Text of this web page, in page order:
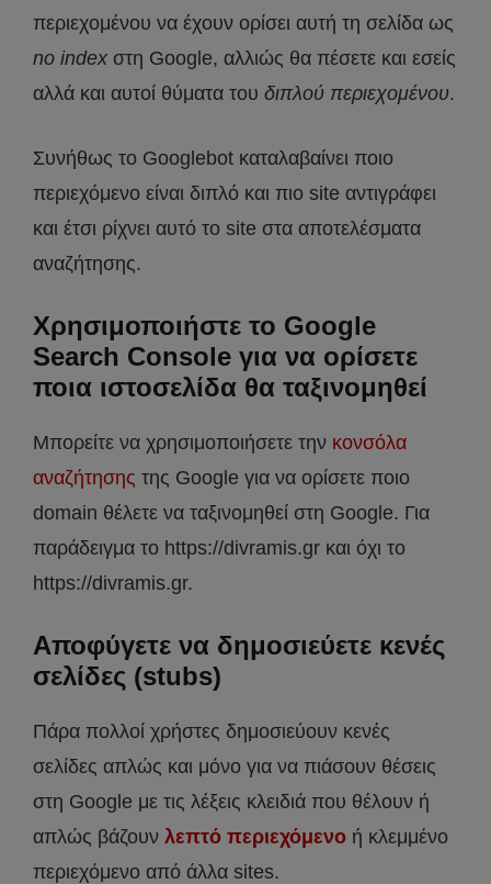
περιεχομένου να έχουν ορίσει αυτή τη σελίδα ως
no index στη Google, αλλιώς θα πέσετε και εσείς
αλλά και αυτοί θύματα του διπλού περιεχομένου.
Συνήθως το Googlebot καταλαβαίνει ποιο
περιεχόμενο είναι διπλό και πιο site αντιγράφει
και έτσι ρίχνει αυτό το site στα αποτελέσματα
αναζήτησης.
Χρησιμοποιήστε το Google
Search Console για να ορίσετε
ποια ιστοσελίδα θα ταξινομηθεί
Μπορείτε να χρησιμοποιήσετε την κονσόλα
αναζήτησης της Google για να ορίσετε ποιο
domain θέλετε να ταξινομηθεί στη Google. Για
παράδειγμα το https://divramis.gr και όχι το
https://divramis.gr.
Αποφύγετε να δημοσιεύετε κενές
σελίδες (stubs)
Πάρα πολλοί χρήστες δημοσιεύουν κενές
σελίδες απλώς και μόνο για να πιάσουν θέσεις
στη Google με τις λέξεις κλειδιά που θέλουν ή
απλώς βάζουν λεπτό περιεχόμενο ή κλεμμένο
περιεχόμενο από άλλα sites.